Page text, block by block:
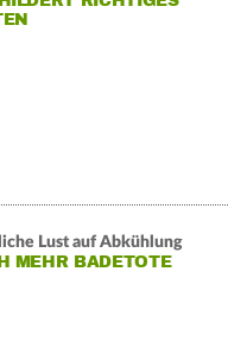
Lust auf Abkühlung
MEHR BADETOTE